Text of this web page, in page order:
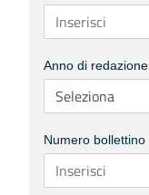
Anno di redazione
Numero bollettino